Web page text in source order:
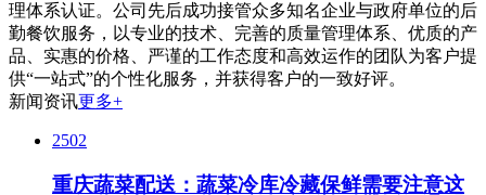
理体系认证。公司先后成功接管众多知名企业与政府单位的后
勤餐饮服务，以专业的技术、完善的质量管理体系、优质的产
品、实惠的价格、严谨的工作态度和高效运作的团队为客户提
供“一站式”的个性化服务，并获得客户的一致好评。
新闻资讯更多+
2502
重庆蔬菜配送：蔬菜冷库冷藏保鲜需要注意这